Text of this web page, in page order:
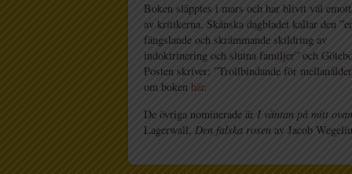
Boken släpptes i mars och har blivit väl
av kritikerna. Skånska dagbladet kallar den
fängslande och skrämmande skildring av
indoktrinering och slutna familjer” och
Posten skriver: ”Trollbindande för
om boken här.
De övriga nominerade är I väntan på mitt
Lagerwall, Den falska rosen av Jacob